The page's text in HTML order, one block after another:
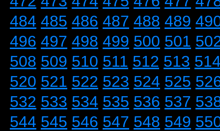
484 485 486 487 488 489
496 497 498 499 500 501
508 509 510 511 512 513
520 521 522 523 524 525
532 533 534 535 536 537
544 545 546 547 548 549